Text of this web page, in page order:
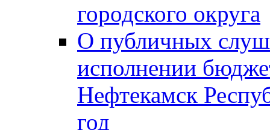
городского округа
О публичных
исполнении
Нефтекамск
год